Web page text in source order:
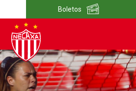
Boletos